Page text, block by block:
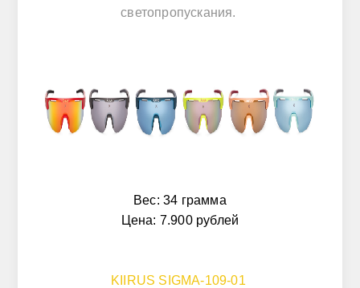
светопропускания.
Вес: 34 грамма
Цена: 7.900 рублей
KIIRUS SIGMA-109-01